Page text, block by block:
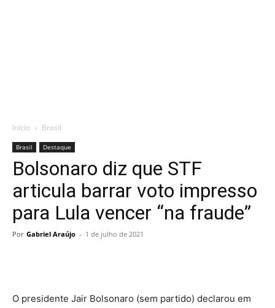
Início Brasil
Brasil Destaque
Bolsonaro diz que STF
articula barrar voto impresso
para Lula vencer “na fraude”
Por Gabriel Araújo - 1 de julho de 2021
O presidente Jair Bolsonaro (sem partido) declarou em